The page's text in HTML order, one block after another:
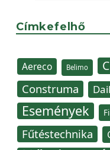
Címkefelhő
Aereco Belimo
Construma
Események
Fűtéstechnika